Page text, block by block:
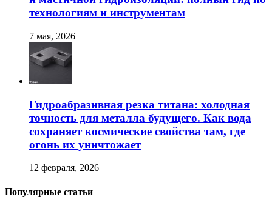
технологиям и инструментам
7 мая, 2026
Гидроабразивная резка титана: холодная
точность для металла будущего. Как вода
сохраняет космические свойства там, где
огонь их уничтожает
12 февраля, 2026
Популярные статьи